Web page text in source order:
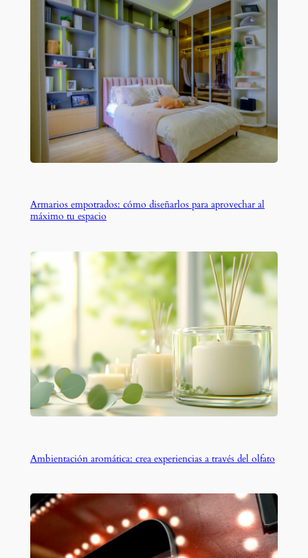
Armarios empotrados: cómo diseñarlos para aprovechar al
máximo tu espacio
Ambientación aromática: crea experiencias a través del olfato